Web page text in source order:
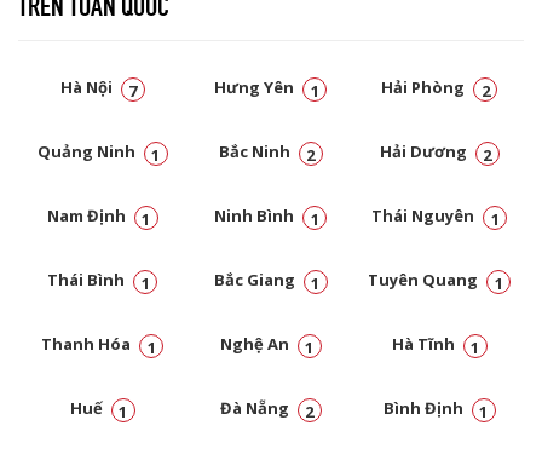
Hà Nội 7 Hưng Yên 1 Hải Phòng 2
Quảng Ninh 1 Bắc Ninh 2 Hải Dương 2
Nam Định 1 Ninh Bình 1 Thái Nguyên 1
Thái Bình 1 Bắc Giang 1 Tuyên Quang 1
Thanh Hóa 1 Nghệ An 1 Hà Tĩnh 1
Huế 1 Đà Nẵng 2 Bình Định 1